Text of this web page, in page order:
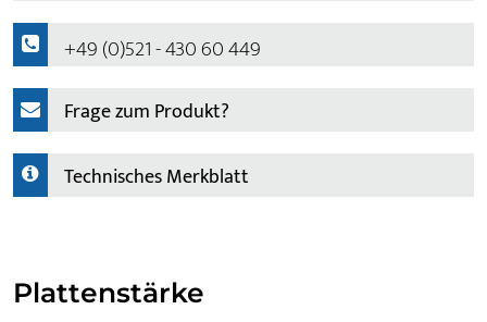
+49 (0)521 - 430 60 449
Frage zum Produkt?
Technisches Merkblatt
Plattenstärke